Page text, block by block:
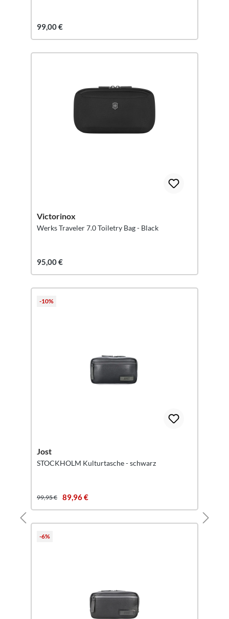
99,00 €
Victorinox
Werks Traveler 7.0 Toiletry Bag - Black
95,00 €
-10%
Jost
STOCKHOLM Kulturtasche - schwarz
99,95 € 89,96 €
-6%